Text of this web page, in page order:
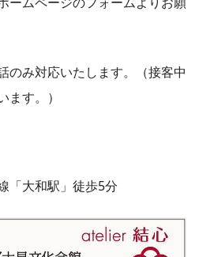
のみ対応いたします。（接客中
す。）
「大和駅」徒歩5分